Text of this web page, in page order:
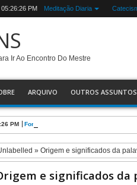
05:26:27 PM Meditação Diaria
Ir Ao Encontro Do Mestre
ARQUIVO OUTROS ASSUNTOS
PM Formas de externalizar o estresse
»Origem e significados da
e significados da